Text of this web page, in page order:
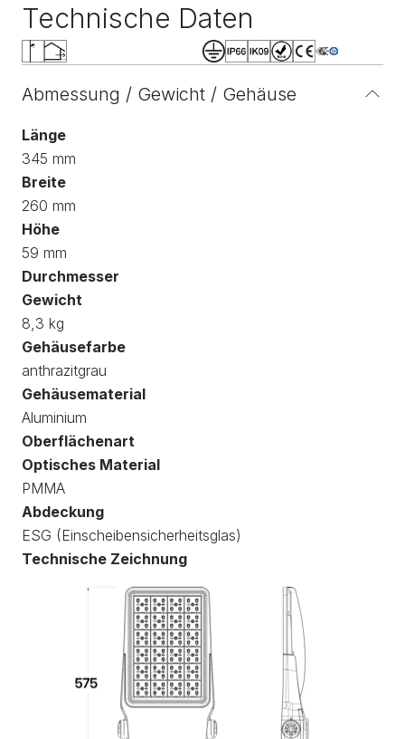
Technische Daten
Abmessung / Gewicht / Gehäuse
Länge
345 mm
Breite
260 mm
Höhe
59 mm
Durchmesser
Gewicht
8,3 kg
Gehäusefarbe
anthrazitgrau
Gehäusematerial
Aluminium
Oberflächenart
Optisches Material
PMMA
Abdeckung
ESG (Einscheibensicherheitsglas)
Technische Zeichnung